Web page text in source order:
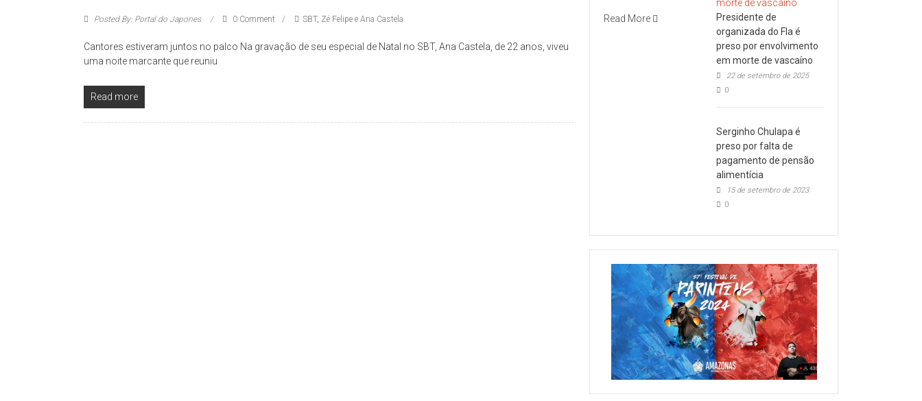
Posted By: Portal do Japones 0 Comment SBT, Zé Felipe e Ana Castela
Cantores estiveram juntos no palco Na gravação de seu especial de Natal no SBT, Ana Castela, de 22 anos, viveu
uma noite marcante que reuniu
Read more
Read More
Presidente de
organizada do Fla é
preso por envolvimento
em morte de vascaíno
22 de setembro de 2025
0
Serginho Chulapa é
preso por falta de
pagamento de pensão
alimentícia
15 de setembro de 2023
0